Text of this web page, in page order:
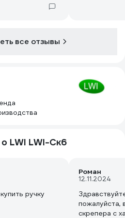
все отзывы
LWI LWI-Cк6
ручку
Роман
12.11.2024
пожалуйста,
скрепера с